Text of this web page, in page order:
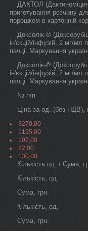
ДАКТОЛ
приготування розчину
порошком в картонній
Доксолік-®
ін'єкцій/інфузій, 2 мг/
пачці. Маркування
Доксолік-®
ін'єкцій/інфузій, 2 мг/
пачці. Маркування
№ п/п
Ціна за од. (без ПДВ),
3270,00
1195,00
107,00
22,00
130,00
Кількість од. / Сума,
Кількість, од.
Сума, грн.
Кількість, од.
Сума, грн.